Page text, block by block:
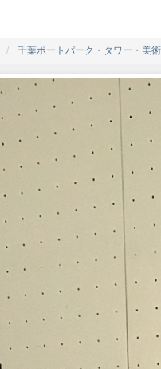
千葉ポートパーク・タワー・美